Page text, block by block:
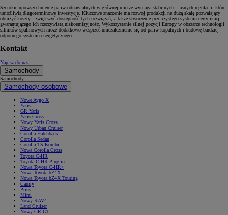
Szerokie upowszechnienie paliw odnawialnych w głównej mierze wymaga stabilnych i jasnych regulacji, które
umożliwią długoterminowe inwestycje. Kluczowe znaczenie ma rozwój produkcji na dużą skalę pozwalający
obniżyć koszty i zwiększyć dostępność tych rozwiązań, a także stworzenie przejrzystego systemu certyfikacji
gwarantującego ich rzeczywistą niskoemisyjność. Wykorzystanie silnej pozycji Europy w obszarze technologii
silników spalinowych może dodatkowo wesprzeć uniezależnienie się od paliw kopalnych i budowę bardziej
odpornego systemu energetycznego.
Kontakt
Napisz do nas
Samochody
Samochody
Samochody osobowe
Nowe Aygo X
Yaris
GR Yaris
Yaris Cross
Nowy Yaris Cross
Nowy Urban Cruiser
Corolla Hatchback
Corolla Sedan
Corolla TS Kombi
Nowa Corolla Cross
Toyota C-HR
Toyota C-HR Plug-in
Nowa Toyota C-HR+
Nowa Toyota bZ4X
Nowa Toyota bZ4X Touring
Camry
Prius
Mirai
Nowy RAV4
Land Cruiser
Nowy GR GT